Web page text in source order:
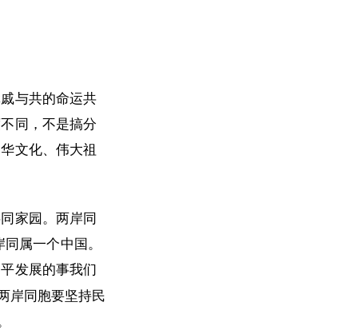
与共的命运共
同，不是搞分
文化、伟大祖
家园。两岸同
属一个中国。
发展的事我们
岸同胞要坚持民